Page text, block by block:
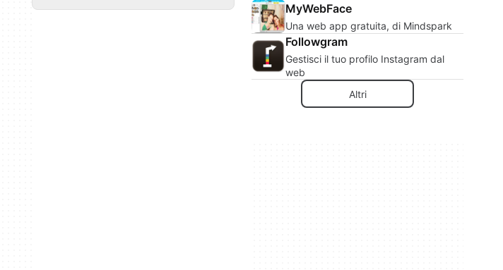
MyWebFace
Una web app gratuita, di Mindspark
Followgram
Gestisci il tuo profilo Instagram dal
web
Altri